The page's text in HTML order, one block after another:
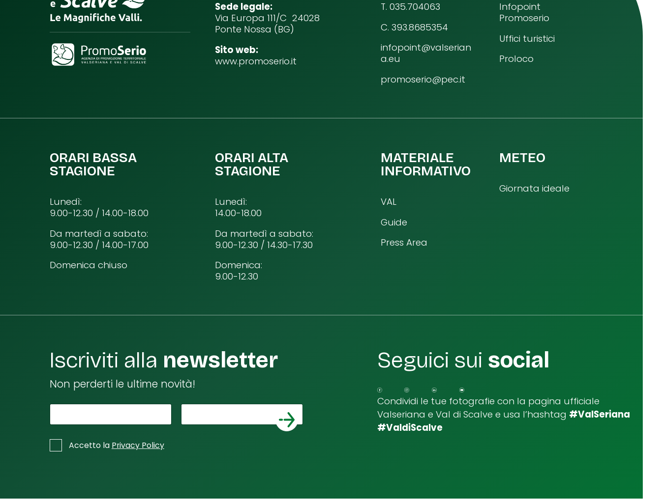
Sede legale:
Via Europa 111/C 24028
Ponte Nossa (BG)
Sito web:
www.promoserio.it
T. 035.704063
C. 393.8685354
infopoint@valserian
a.eu
promoserio@pec.it
Infopoint
Promoserio
Uffici turistici
Proloco
ORARI BASSA
STAGIONE
Lunedì:
9.00-12.30 / 14.00-18.00
Da martedì a sabato:
9.00-12.30 / 14.00-17.00
Domenica chiuso
ORARI ALTA
STAGIONE
Lunedì:
14.00-18.00
Da martedì a sabato:
9.00-12.30 / 14.30-17.30
Domenica:
9.00-12.30
MATERIALE
INFORMATIVO
VAL
Guide
Press Area
METEO
Giornata ideale
Iscriviti alla newsletter
Non perderti le ultime novità!
C
a
e
* Accetto la Privacy Policy
Seguici sui social
Condividi le tue fotografie con la pagina ufficiale
Valseriana e Val di Scalve e usa l’hashtag #ValSeriana
#ValdiScalve